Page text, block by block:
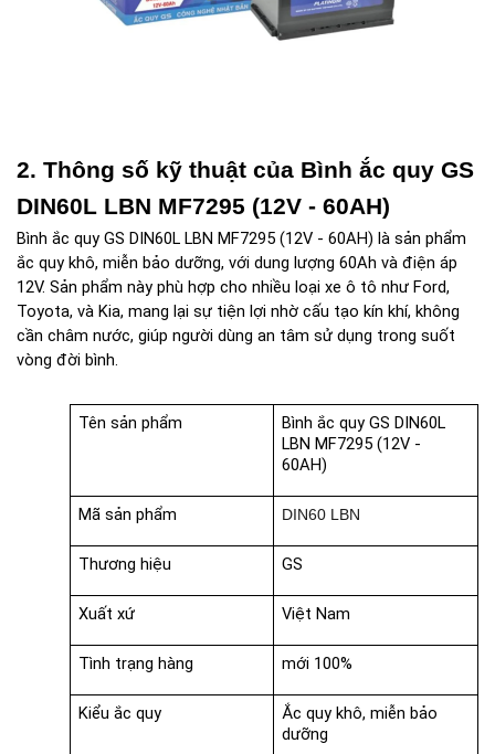
2. Thông số kỹ thuật của Bình ắc quy GS
DIN60L LBN MF7295 (12V - 60AH)
Bình ắc quy GS DIN60L LBN MF7295 (12V - 60AH) là sản phẩm
ắc quy khô, miễn bảo dưỡng, với dung lượng 60Ah và điện áp
12V. Sản phẩm này phù hợp cho nhiều loại xe ô tô như Ford,
Toyota, và Kia, mang lại sự tiện lợi nhờ cấu tạo kín khí, không
cần châm nước, giúp người dùng an tâm sử dụng trong suốt
vòng đời bình.
Tên sản phẩm
Bình ắc quy GS DIN60L
LBN MF7295 (12V -
60AH)
Mã sản phẩm DIN60 LBN
Thương hiệu GS
Xuất xứ Việt Nam
Tình trạng hàng mới 100%
Kiểu ắc quy
Ắc quy khô, miễn bảo
dưỡng